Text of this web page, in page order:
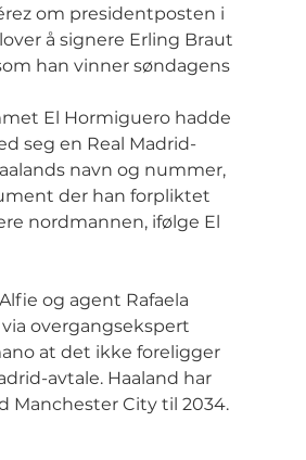
om presidentposten i
å signere Erling Braut
han vinner søndagens
El Hormiguero hadde
seg en Real Madrid-
navn og nummer,
der han forpliktet
nordmannen, ifølge El
og agent Rafaela
overgangsekspert
at det ikke foreligger
avtale. Haaland har
Manchester City til 2034.